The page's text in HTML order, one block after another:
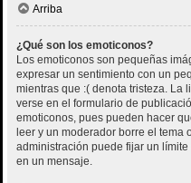
Arriba
¿Qué son los emoticonos?
Los emoticonos son pequeñas
expresar un sentimiento con un
mientras que :( denota tristeza. La
verse en el formulario de
emoticonos, pues pueden hacer
leer y un moderador borre el tema
administración puede fijar un
en un mensaje.